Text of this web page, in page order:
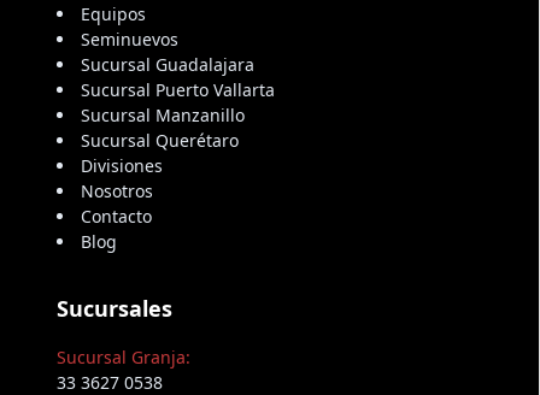
Equipos
Seminuevos
Sucursal Guadalajara
Sucursal Puerto Vallarta
Sucursal Manzanillo
Sucursal Querétaro
Divisiones
Nosotros
Contacto
Blog
Sucursales
Sucursal Granja:
33 3627 0538